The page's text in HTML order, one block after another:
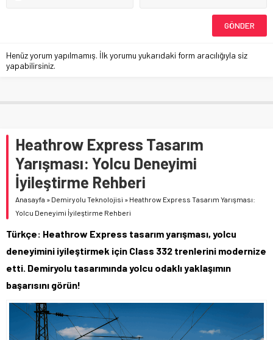
Henüz yorum yapılmamış. İlk yorumu yukarıdaki form aracılığıyla siz
yapabilirsiniz.
Heathrow Express Tasarım
Yarışması: Yolcu Deneyimi
İyileştirme Rehberi
Anasayfa » Demiryolu Teknolojisi » Heathrow Express Tasarım Yarışması:
Yolcu Deneyimi İyileştirme Rehberi
Türkçe: Heathrow Express tasarım yarışması, yolcu
deneyimini iyileştirmek için Class 332 trenlerini modernize
etti. Demiryolu tasarımında yolcu odaklı yaklaşımın
başarısını görün!